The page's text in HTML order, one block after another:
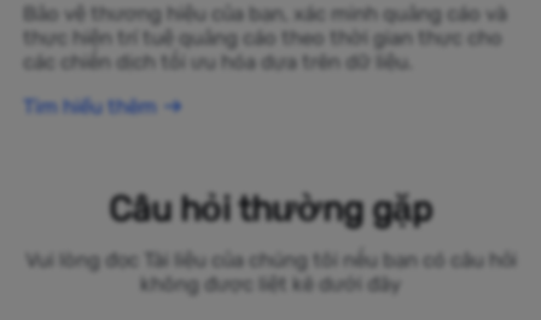
Bảo vệ thương hiệu của bạn, xác minh quảng cáo và
thực hiện trí tuệ quảng cáo theo thời gian thực cho
các chiến dịch tối ưu hóa dựa trên dữ liệu.
Tìm hiểu thêm
Câu hỏi thường gặp
Vui lòng đọc Tài liệu của chúng tôi nếu bạn có câu hỏi
không được liệt kê dưới đây